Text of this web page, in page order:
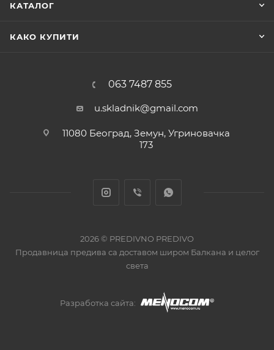
КАТАЛОГ
КАКО КУПИТИ
063 7487 855
u.skladnik@gmail.com
11080 Београд, Земун, Угриновачка
173
2026 © PREDIVNO PREDIVO
Продавница предива са доставом широм Балкана и целог
света
Разработка сайта: